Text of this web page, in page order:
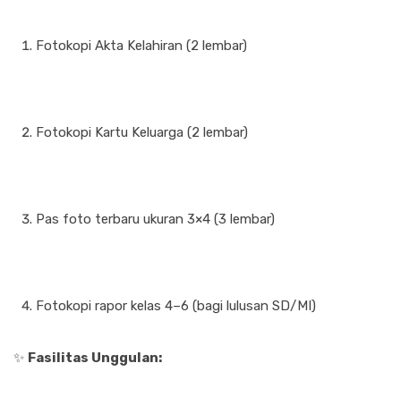
Fotokopi Akta Kelahiran (2 lembar)
Fotokopi Kartu Keluarga (2 lembar)
Pas foto terbaru ukuran 3×4 (3 lembar)
Fotokopi rapor kelas 4–6 (bagi lulusan SD/MI)
✨ Fasilitas Unggulan: